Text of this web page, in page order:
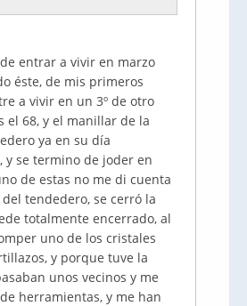
entrar a vivir en marzo
éste, de mis primeros
a vivir en un 3º de otro
el 68, y el manillar de la
ya en su día
y se termino de joder en
de estas no me di cuenta
tendedero, se cerró la
totalmente encerrado, al
uno de los cristales
y porque tuve la
unos vecinos y me
herramientas, y me han